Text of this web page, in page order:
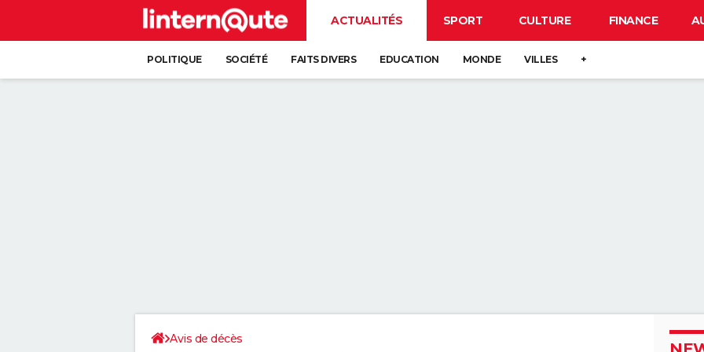
ACTUALITÉS SPORT CULTURE FINANCE
POLITIQUE SOCIÉTÉ FAITS DIVERS EDUCATION MONDE VILLES +
Avis de décès